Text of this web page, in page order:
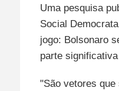
Uma pesquisa
Social
jogo: Bolsonaro
parte
"São vetores